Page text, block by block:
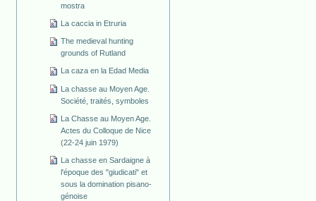
mostra
La caccia in Etruria
The medieval hunting
grounds of Rutland
La caza en la Edad Media
La chasse au Moyen Age.
Société, traités, symboles
La Chasse au Moyen Age.
Actes du Colloque de Nice
(22-24 juin 1979)
La chasse en Sardaigne à
l'époque des "giudicati" et
sous la domination pisano-
génoise